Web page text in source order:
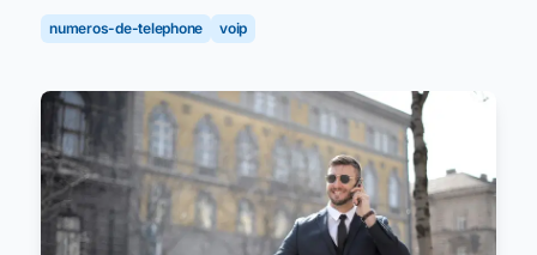
numeros-de-telephone voip